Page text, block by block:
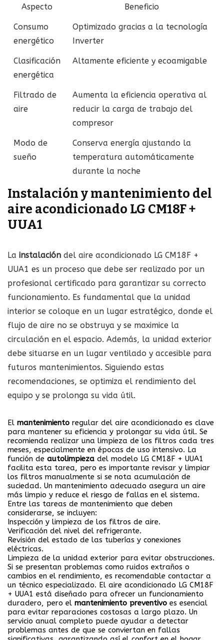
Aspecto Beneficio
Consumo
energético
Optimizado gracias a la tecnología
Inverter
Clasificación
energética
Altamente eficiente y ecoamigable
Filtrado de
aire
Aumenta la eficiencia operativa al
reducir la carga de trabajo del
compresor
Modo de
sueño
Conserva energía ajustando la
temperatura automáticamente
durante la noche
Instalación y mantenimiento del
aire acondicionado LG CM18F +
UUA1
La instalación del aire acondicionado LG CM18F +
UUA1 es un proceso que debe ser realizado por un
profesional certificado para garantizar su correcto
funcionamiento. Es fundamental que la unidad
interior se coloque en un lugar estratégico, donde el
flujo de aire no se obstruya y se maximice la
circulación en el espacio. Además, la unidad exterior
debe situarse en un lugar ventilado y accesible para
futuros mantenimientos. Siguiendo estas
recomendaciones, se optimiza el rendimiento del
equipo y se prolonga su vida útil.
El mantenimiento regular del aire acondicionado es clave
para mantener su eficiencia y prolongar su vida útil. Se
recomienda realizar una limpieza de los filtros cada tres
meses, especialmente en épocas de uso intensivo. La
función de autolimpieza del modelo LG CM18F + UUA1
facilita esta tarea, pero es importante revisar y limpiar
los filtros manualmente si se nota acumulación de
suciedad. Un mantenimiento adecuado asegura un aire
más limpio y reduce el riesgo de fallas en el sistema.
Entre las tareas de mantenimiento que deben
considerarse, se incluyen:
Inspección y limpieza de los filtros de aire.
Verificación del nivel del refrigerante.
Revisión del estado de las tuberías y conexiones
eléctricas.
Limpieza de la unidad exterior para evitar obstrucciones.
Si se presentan problemas como ruidos extraños o
cambios en el rendimiento, es recomendable contactar a
un técnico especializado. El aire acondicionado LG CM18F
+ UUA1 está diseñado para ofrecer un funcionamiento
duradero, pero el mantenimiento preventivo es esencial
para evitar reparaciones costosas a largo plazo. Un
servicio anual completo puede ayudar a detectar
problemas antes de que se conviertan en fallas